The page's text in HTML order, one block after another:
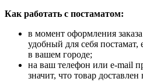
Как работать с постаматом:
в момент оформления
удобный для себя постамат,
в вашем городе;
на ваш телефон или e-mail
значит, что товар доставлен